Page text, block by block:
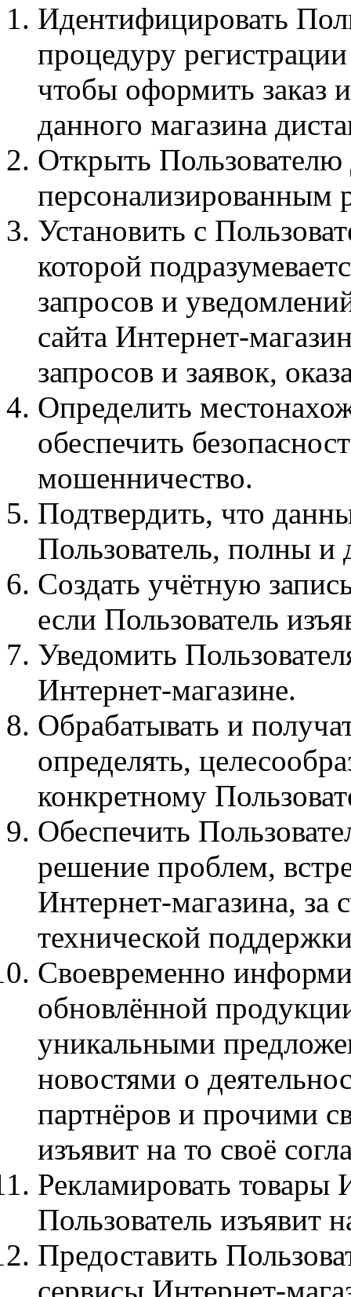
Идентифицировать
процедуру
чтобы оформить заказ
данного магазина
Открыть Пользователю
персонализированным
Установить с
которой
запросов и
сайта Интернет-
запросов и заявок,
Определить
обеспечить
мошенничество.
Подтвердить, что
Пользователь, полны и
Создать учётную
если Пользователь
Уведомить
Интернет-магазине.
Обрабатывать и
определять,
конкретному
Обеспечить
решение проблем,
Интернет-магазина, за
технической
Своевременно
обновлённой
уникальными
новостями о
партнёров и прочими
изъявит на то своё
Рекламировать товары
Пользователь изъявит
Предоставить